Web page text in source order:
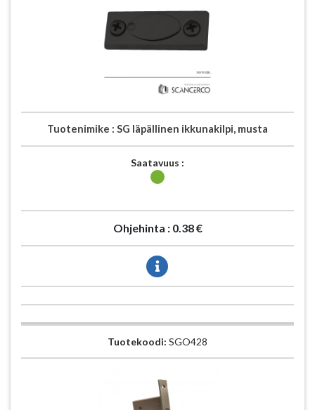
Tuotenimike : SG läpällinen ikkunakilpi, musta
Saatavuus :
Ohjehinta : 0.38 €
Tuotekoodi: SGO428